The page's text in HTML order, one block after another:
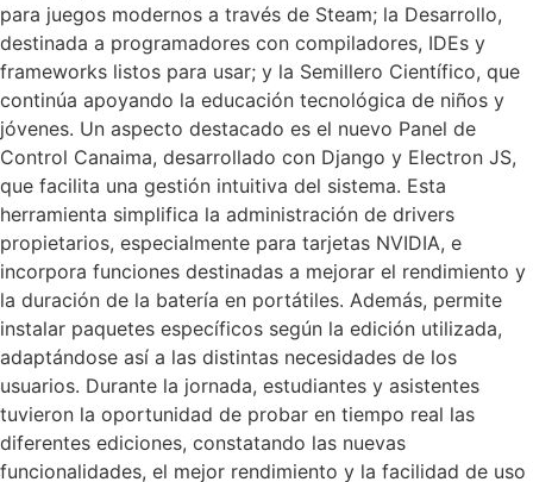
para juegos modernos a través de Steam; la Desarrollo,
destinada a programadores con compiladores, IDEs y
frameworks listos para usar; y la Semillero Científico, que
continúa apoyando la educación tecnológica de niños y
jóvenes. Un aspecto destacado es el nuevo Panel de
Control Canaima, desarrollado con Django y Electron JS,
que facilita una gestión intuitiva del sistema. Esta
herramienta simplifica la administración de drivers
propietarios, especialmente para tarjetas NVIDIA, e
incorpora funciones destinadas a mejorar el rendimiento y
la duración de la batería en portátiles. Además, permite
instalar paquetes específicos según la edición utilizada,
adaptándose así a las distintas necesidades de los
usuarios. Durante la jornada, estudiantes y asistentes
tuvieron la oportunidad de probar en tiempo real las
diferentes ediciones, constatando las nuevas
funcionalidades, el mejor rendimiento y la facilidad de uso